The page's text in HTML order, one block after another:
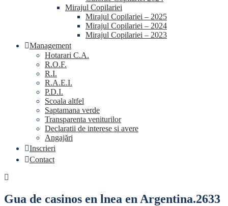
Mirajul Copilariei
Mirajul Copilariei – 2025
Mirajul Copilariei – 2024
Mirajul Copilariei – 2023
Management
Hotarari C.A.
R.O.F.
R.I.
R.A.E.I.
P.D.I.
Scoala altfel
Saptamana verde
Transparenta veniturilor
Declaratii de interese si avere
Angajări
Inscrieri
Contact
Gua de casinos en lnea en Argentina.2633